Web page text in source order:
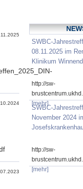
SWBC-
08.11.2025 im
Klinikum
http://sw-
[mehr]
SWBC-
November 2024
http://sw-
[mehr]